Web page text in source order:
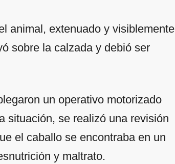
animal, extenuado y visiblemente
sobre la calzada y debió ser
un operativo motorizado
situación, se realizó una revisión
el caballo se encontraba en un
y maltrato.